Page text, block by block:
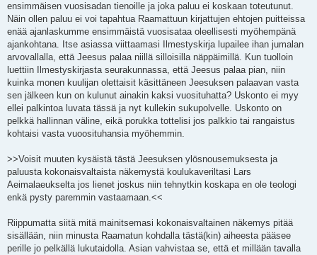
ensimmäisen vuosisadan tienoille ja joka paluu ei koskaan toteutunut.
Näin ollen paluu ei voi tapahtua Raamattuun kirjattujen ehtojen puitteissa
enää ajanlaskumme ensimmäistä vuosisataa oleellisesti myöhempänä
ajankohtana. Itse asiassa viittaamasi Ilmestyskirja lupailee ihan jumalan
arvovallalla, että Jeesus palaa niillä silloisilla näppäimillä. Kun tuolloin
luettiin Ilmestyskirjasta seurakunnassa, että Jeesus palaa pian, niin
kuinka monen kuulijan olettaisit käsittäneen Jeesuksen palaavan vasta
sen jälkeen kun on kulunut ainakin kaksi vuosituhatta? Uskonto ei myy
ellei palkintoa luvata tässä ja nyt kullekin sukupolvelle. Uskonto on
pelkkä hallinnan väline, eikä porukka tottelisi jos palkkio tai rangaistus
kohtaisi vasta vuoosituhansia myöhemmin.
>>Voisit muuten kysäistä tästä Jeesuksen ylösnousemuksesta ja
paluusta kokonaisvaltaista näkemystä koulukaveriltasi Lars
Aeimalaeukselta jos lienet joskus niin tehnytkin koskapa en ole teologi
enkä pysty paremmin vastaamaan.<<
Riippumatta siitä mitä mainitsemasi kokonaisvaltainen näkemys pitää
sisällään, niin minusta Raamatun kohdalla tästä(kin) aiheesta pääsee
perille jo pelkällä lukutaidolla. Asian vahvistaa se, että et millään tavalla